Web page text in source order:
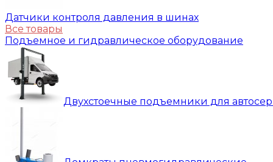
Датчики контроля давления в шинах
Все товары
Подъемное и гидравлическое оборудование
Двухстоечные подъемники для